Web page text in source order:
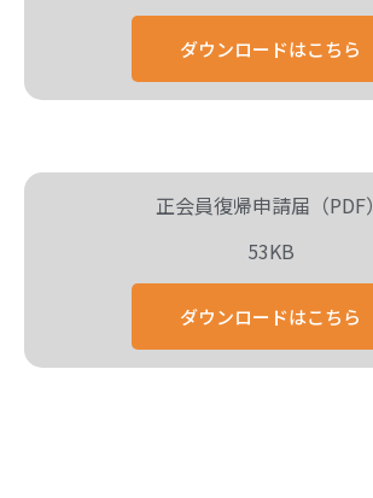
ダウンロードはこちら
正会員復帰申請届（PDF）
53KB
ダウンロードはこちら